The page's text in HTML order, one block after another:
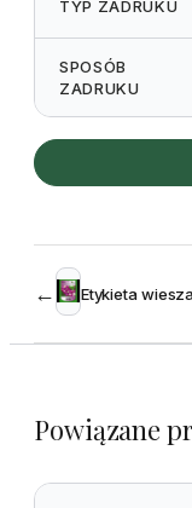
TYP ZADRUKU
SPOSÓB
ZADRUKU
←
Powiązane